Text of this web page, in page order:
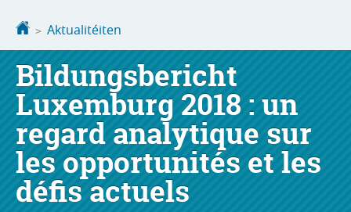
Startsäit
Aktualitéiten
Bildungsbericht
Luxemburg 2018 : un
regard analytique sur
les opportunités et les
défis actuels